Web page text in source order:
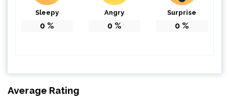
Sleepy
0 %
Angry
0 %
Surprise
0 %
Average Rating